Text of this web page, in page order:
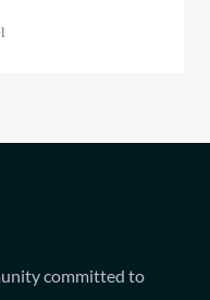
committed to